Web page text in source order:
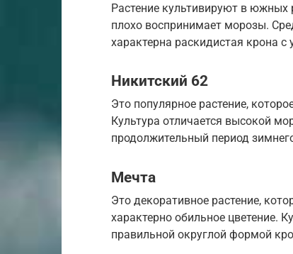
Растение культивируют в южных
плохо воспринимает морозы.
характерна раскидистая крона с
Никитский 62
Это популярное растение,
Культура отличается высокой
продолжительный период
Мечта
Это декоративное растение,
характерно обильное цветение.
правильной округлой формой